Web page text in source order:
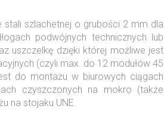
szlachetnej o grubości 2 mm dla
podwójnych technicznych lub
uszczelkę dzięki której możliwe jest
(czyli max. do 12 modułów 45
do montażu w biurowych ciągach
czyszczonych na mokro (także
na stojaku UNE.